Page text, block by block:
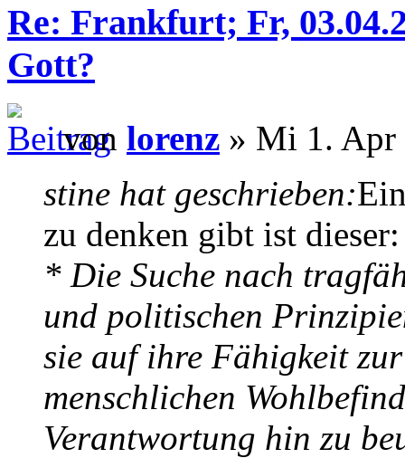
Re: Frankfurt; Fr,
Gott?
von lorenz » Mi 1. Apr
stine hat geschrieben:
zu denken gibt ist dieser:
* Die Suche nach
und politischen
sie auf ihre Fähigkeit zur
menschlichen
Verantwortung hin zu